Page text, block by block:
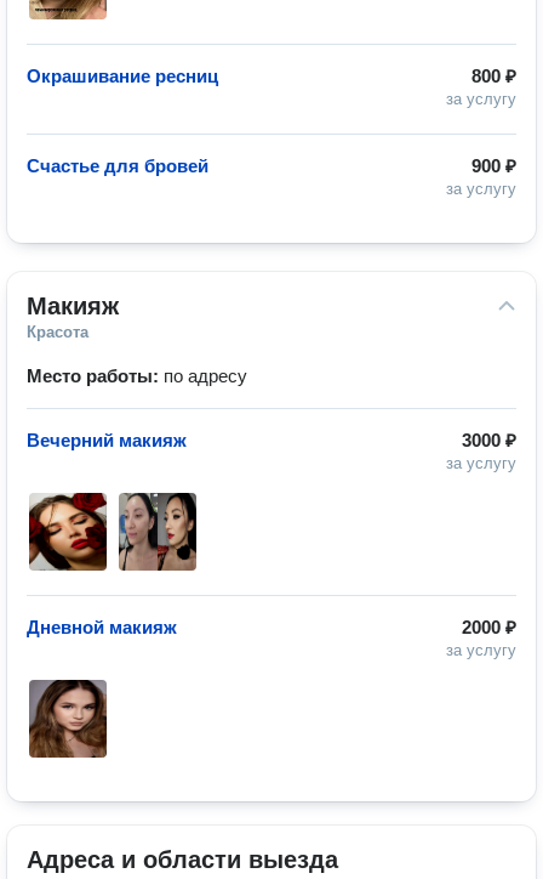
800 ₽
за услугу
Окрашивание ресниц
900 ₽
за услугу
Счастье для бровей
Макияж
Красота
Место работы: по адресу
3000 ₽
за услугу
Вечерний макияж
2000 ₽
за услугу
Дневной макияж
Адреса и области выезда